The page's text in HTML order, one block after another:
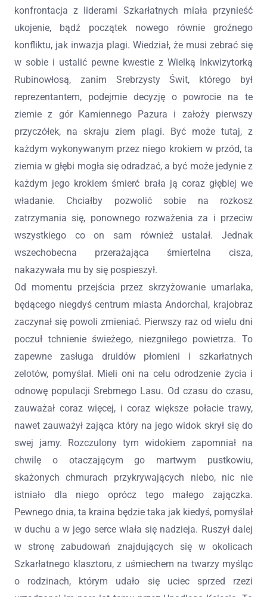
konfrontacja z liderami Szkarłatnych miała przynieść
ukojenie, bądź początek nowego równie groźnego
konfliktu, jak inwazja plagi. Wiedział, że musi zebrać się
w sobie i ustalić pewne kwestie z Wielką Inkwizytorką
Rubinowłosą, zanim Srebrzysty Świt, którego był
reprezentantem, podejmie decyzję o powrocie na te
ziemie z gór Kamiennego Pazura i założy pierwszy
przyczółek, na skraju ziem plagi. Być może tutaj, z
każdym wykonywanym przez niego krokiem w przód, ta
ziemia w głębi mogła się odradzać, a być może jedynie z
każdym jego krokiem śmierć brała ją coraz głębiej we
władanie. Chciałby pozwolić sobie na rozkosz
zatrzymania się, ponownego rozważenia za i przeciw
wszystkiego co on sam również ustalał. Jednak
wszechobecna przerażająca śmiertelna cisza,
nakazywała mu by się pospieszył.
Od momentu przejścia przez skrzyżowanie umarlaka,
będącego niegdyś centrum miasta Andorchal, krajobraz
zaczynał się powoli zmieniać. Pierwszy raz od wielu dni
poczuł tchnienie świeżego, niezgniłego powietrza. To
zapewne zasługa druidów płomieni i szkarłatnych
zelotów, pomyślał. Mieli oni na celu odrodzenie życia i
odnowę populacji Srebrnego Lasu. Od czasu do czasu,
zauważał coraz więcej, i coraz większe połacie trawy,
nawet zauważył zająca który na jego widok skrył się do
swej jamy. Rozczulony tym widokiem zapomniał na
chwilę o otaczającym go martwym pustkowiu,
skażonych chmurach przykrywających niebo, nic nie
istniało dla niego oprócz tego małego zajączka.
Pewnego dnia, ta kraina będzie taka jak kiedyś, pomyślał
w duchu a w jego serce wlała się nadzieja. Ruszył dalej
w stronę zabudowań znajdujących się w okolicach
Szkarłatnego klasztoru, z uśmiechem na twarzy myśląc
o rodzinach, którym udało się uciec sprzed rzezi